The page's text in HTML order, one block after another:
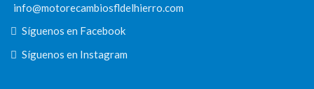
info@motorecambiosfldelhierro.com
Síguenos en Facebook
Síguenos en Instagram